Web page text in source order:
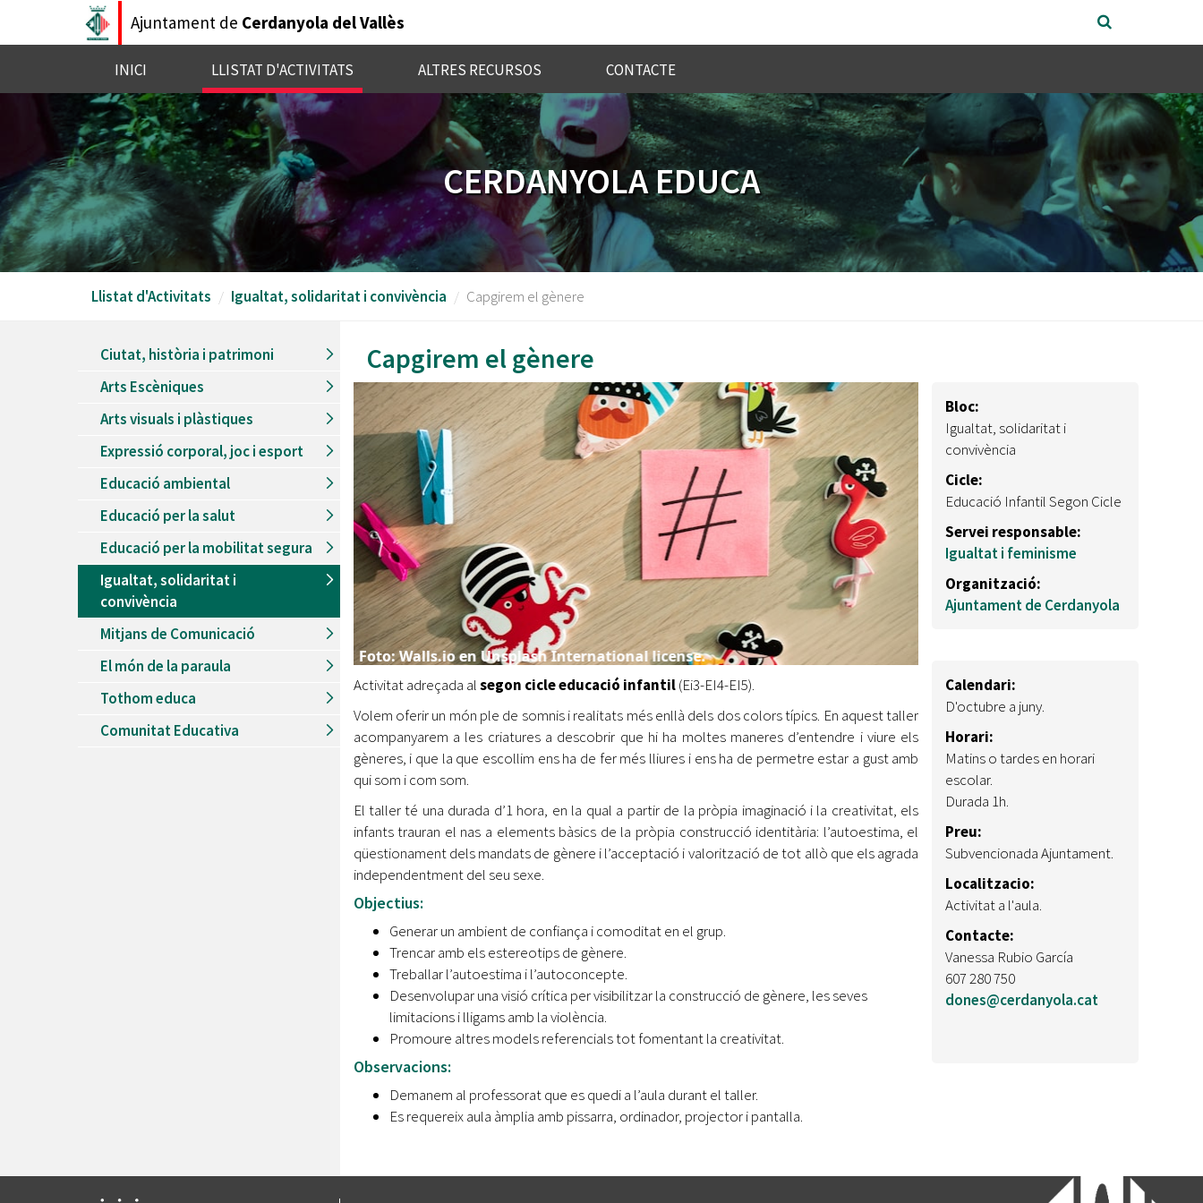
Ajuntament de Cerdanyola del Vallès
INICI LLISTAT D'ACTIVITATS ALTRES RECURSOS CONTACTE
CERDANYOLA EDUCA
Llistat d'Activitats Igualtat, solidaritat i convivència Capgirem el gènere
Ciutat, història i patrimoni
Arts Escèniques
Arts visuals i plàstiques
Expressió corporal, joc i esport
Educació ambiental
Educació per la salut
Educació per la mobilitat segura
Igualtat, solidaritat i
convivència
Mitjans de Comunicació
El món de la paraula
Tothom educa
Comunitat Educativa
Capgirem el gènere
Activitat adreçada alsegon cicle educació infantil(Ei3-EI4-EI5).
Volem oferir un món ple de somnis i realitats més enllà dels dos colors típics. En aquest taller
acompanyarem a les criatures a descobrir que hi ha moltes maneres d’entendre i viure els
gèneres, i que la que escollim ens ha de fer més lliures i ens ha de permetre estar a gust amb
qui som i com som.
El taller té una durada d’1 hora, en la qual a partir de la pròpia imaginació i la creativitat, els
infants trauran el nas a elements bàsics de la pròpia construcció identitària: l’autoestima, el
qüestionament dels mandats de gènere i l’acceptació i valorització de tot allò que els agrada
independentment del seu sexe.
Objectius:
Generar un ambient de confiança i comoditat en el grup.
Trencar amb els estereotips de gènere.
Treballar l’autoestima i l’autoconcepte.
Desenvolupar una visió crítica per visibilitzar la construcció de gènere, les seves
limitacions i lligams amb la violència.
Promoure altres models referencials tot fomentant la creativitat.
Observacions:
Demanem al professorat que es quedi a l’aula durant el taller.
Es requereix aula àmplia amb pissarra, ordinador, projector i pantalla.
Bloc:
Igualtat, solidaritat i
convivència
Cicle:
Educació Infantil Segon Cicle
Servei responsable:
Igualtat i feminisme
Organització:
Ajuntament de Cerdanyola
Calendari:
D'octubre a juny.
Horari:
Matins o tardes en horari
escolar.
Durada 1h.
Preu:
Subvencionada Ajuntament.
Localitzacio:
Activitat a l'aula.
Contacte:
Vanessa Rubio García
607 280 750
dones@cerdanyola.cat